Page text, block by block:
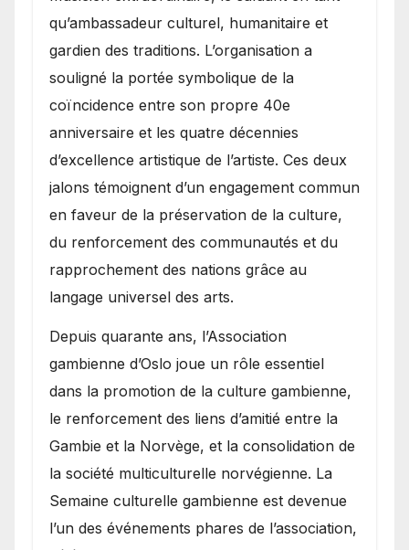
qu’ambassadeur culturel, humanitaire et
gardien des traditions. L’organisation a
souligné la portée symbolique de la
coïncidence entre son propre 40e
anniversaire et les quatre décennies
d’excellence artistique de l’artiste. Ces deux
jalons témoignent d’un engagement commun
en faveur de la préservation de la culture,
du renforcement des communautés et du
rapprochement des nations grâce au
langage universel des arts.
​Depuis quarante ans, l’Association
gambienne d’Oslo joue un rôle essentiel
dans la promotion de la culture gambienne,
le renforcement des liens d’amitié entre la
Gambie et la Norvège, et la consolidation de
la société multiculturelle norvégienne. La
Semaine culturelle gambienne est devenue
l’un des événements phares de l’association,